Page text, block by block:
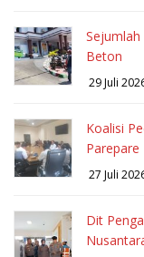
Sejumlah
Beton
29 Juli
Koalisi
27 Juli
Dit